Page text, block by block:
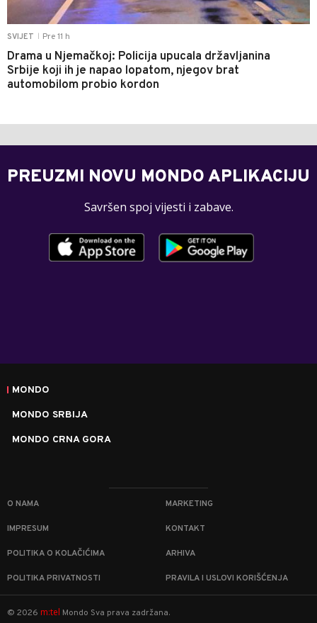
SVIJET Pre 11 h
Drama u Njemačkoj: Policija upucala državljanina
Srbije koji ih je napao lopatom, njegov brat
automobilom probio kordon
PREUZMI NOVU MONDO APLIKACIJU
Savršen spoj vijesti i zabave.
MONDO
MONDO SRBIJA
MONDO CRNA GORA
O NAMA MARKETING
IMPRESUM KONTAKT
POLITIKA O KOLAČIĆIMA ARHIVA
POLITIKA PRIVATNOSTI PRAVILA I USLOVI KORIŠĆENJA
© 2026 m:tel Mondo Sva prava zadržana.